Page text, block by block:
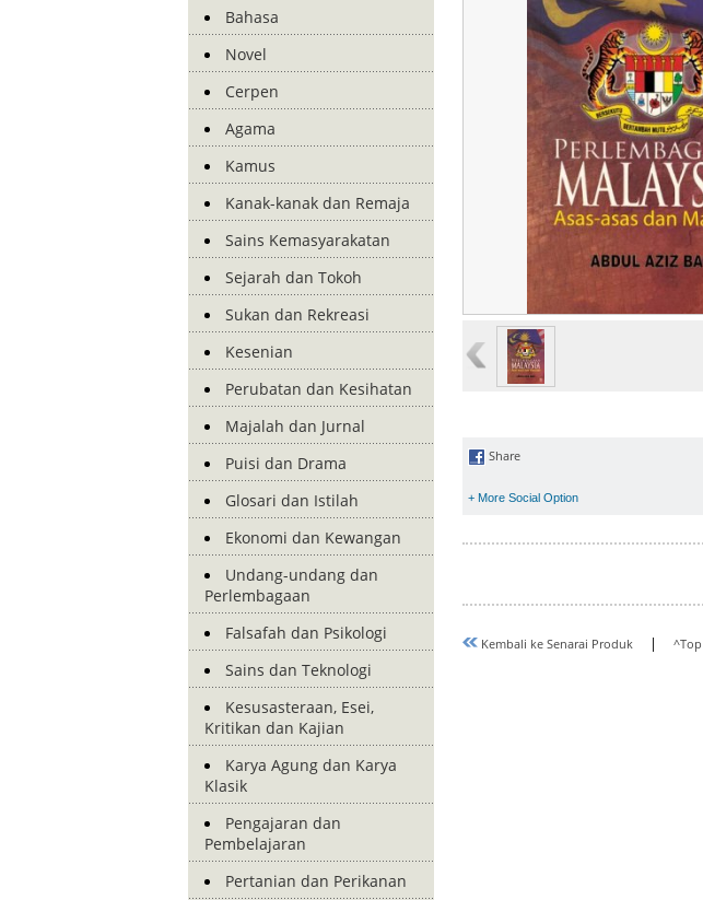
Bahasa
Novel
Cerpen
Agama
Kamus
Kanak-kanak dan Remaja
Sains Kemasyarakatan
Sejarah dan Tokoh
Sukan dan Rekreasi
Kesenian
Perubatan dan Kesihatan
Majalah dan Jurnal
Puisi dan Drama
Glosari dan Istilah
Ekonomi dan Kewangan
Undang-undang dan
Perlembagaan
Falsafah dan Psikologi
Sains dan Teknologi
Kesusasteraan, Esei,
Kritikan dan Kajian
Karya Agung dan Karya
Klasik
Pengajaran dan
Pembelajaran
Pertanian dan Perikanan
Share
+ More Social Option
Kembali ke Senarai Produk | ^Top